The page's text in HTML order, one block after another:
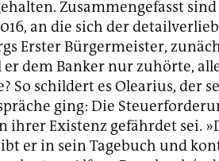
Zusammengefasst
an die sich der
Erster Bürgermeister,
dem Banker nur zuhörte,
So schildert es Olearius, der
ging: Die
ihrer Existenz gefährdet sei.
er in sein Tagebuch und